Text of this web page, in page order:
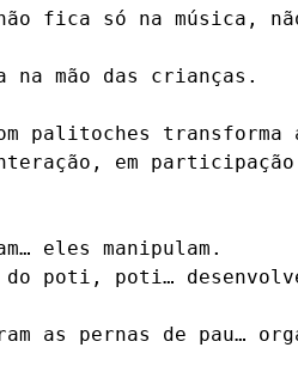
fica só na música,
na mão das crianças.
palitoches transforma
em participação
eles manipulam.
do poti, poti…
as pernas de pau…